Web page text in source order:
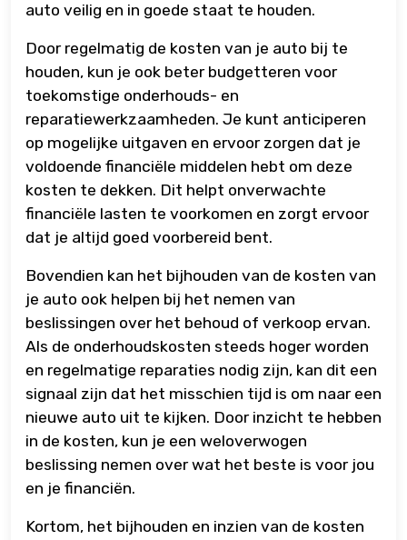
auto veilig en in goede staat te houden.
Door regelmatig de kosten van je auto bij te
houden, kun je ook beter budgetteren voor
toekomstige onderhouds- en
reparatiewerkzaamheden. Je kunt anticiperen
op mogelijke uitgaven en ervoor zorgen dat je
voldoende financiële middelen hebt om deze
kosten te dekken. Dit helpt onverwachte
financiële lasten te voorkomen en zorgt ervoor
dat je altijd goed voorbereid bent.
Bovendien kan het bijhouden van de kosten van
je auto ook helpen bij het nemen van
beslissingen over het behoud of verkoop ervan.
Als de onderhoudskosten steeds hoger worden
en regelmatige reparaties nodig zijn, kan dit een
signaal zijn dat het misschien tijd is om naar een
nieuwe auto uit te kijken. Door inzicht te hebben
in de kosten, kun je een weloverwogen
beslissing nemen over wat het beste is voor jou
en je financiën.
Kortom, het bijhouden en inzien van de kosten